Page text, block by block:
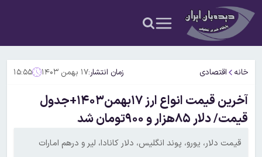
خانه اقتصادی زمان انتشار:۱۷ بهمن ۱۴۰۳ ۱۵:۵۵
آخرین قیمت انواع ارز ۱۷بهمن۱۴۰۳+جدول
قیمت/ دلار ۸۵هزار و ۹۰۰تومان شد
قیمت دلار، یورو، پوند انگلیس، دلار کانادا، لیر و درهم امارات